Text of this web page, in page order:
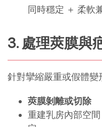
同時穩定 ＋ 柔軟
3. 處理莢膜與
針對攣縮嚴重或假體變
莢膜剝離或切除
重建乳房內部空